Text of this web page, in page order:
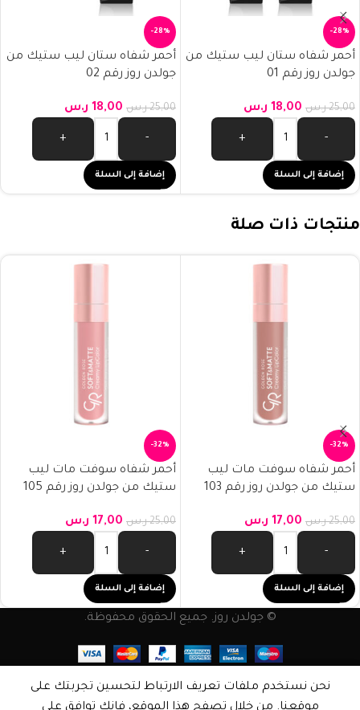
-28%
أحمر شفاه ستان ليب ستيك من
جولدن روز رقم 01
25,00 ر.س 18,00 ر.س
-
+
إضافة إلى السلة
-28%
أحمر شفاه ستان ليب ستيك من
جولدن روز رقم 02
25,00 ر.س 18,00 ر.س
-
+
إضافة إلى السلة
منتجات ذات صلة
-32%
أحمر شفاه سوفت مات ليب
ستيك من جولدن روز رقم 103
25,00 ر.س 17,00 ر.س
-
+
إضافة إلى السلة
-32%
أحمر شفاه سوفت مات ليب
ستيك من جولدن روز رقم 105
25,00 ر.س 17,00 ر.س
-
+
إضافة إلى السلة
© جولدن روز. جميع الحقوق محفوظة.
نحن نستخدم ملفات تعريف الارتباط لتحسين تجربتك على